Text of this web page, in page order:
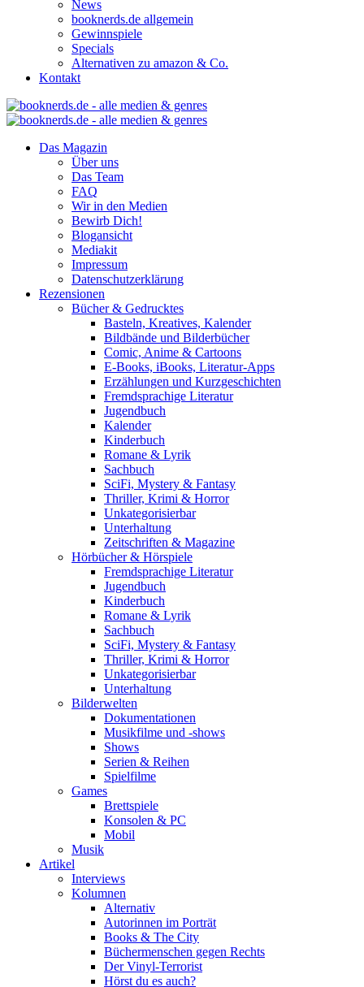
News
booknerds.de allgemein
Gewinnspiele
Specials
Alternativen zu amazon & Co.
Kontakt
Das Magazin
Über uns
Das Team
FAQ
Wir in den Medien
Bewirb Dich!
Blogansicht
Mediakit
Impressum
Datenschutzerklärung
Rezensionen
Bücher & Gedrucktes
Basteln, Kreatives, Kalender
Bildbände und Bilderbücher
Comic, Anime & Cartoons
E-Books, iBooks, Literatur-Apps
Erzählungen und Kurzgeschichten
Fremdsprachige Literatur
Jugendbuch
Kalender
Kinderbuch
Romane & Lyrik
Sachbuch
SciFi, Mystery & Fantasy
Thriller, Krimi & Horror
Unkategorisierbar
Unterhaltung
Zeitschriften & Magazine
Hörbücher & Hörspiele
Fremdsprachige Literatur
Jugendbuch
Kinderbuch
Romane & Lyrik
Sachbuch
SciFi, Mystery & Fantasy
Thriller, Krimi & Horror
Unkategorisierbar
Unterhaltung
Bilderwelten
Dokumentationen
Musikfilme und -shows
Shows
Serien & Reihen
Spielfilme
Games
Brettspiele
Konsolen & PC
Mobil
Musik
Artikel
Interviews
Kolumnen
Alternativ
Autorinnen im Porträt
Books & The City
Büchermenschen gegen Rechts
Der Vinyl-Terrorist
Hörst du es auch?